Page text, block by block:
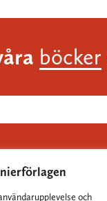
och
böcker